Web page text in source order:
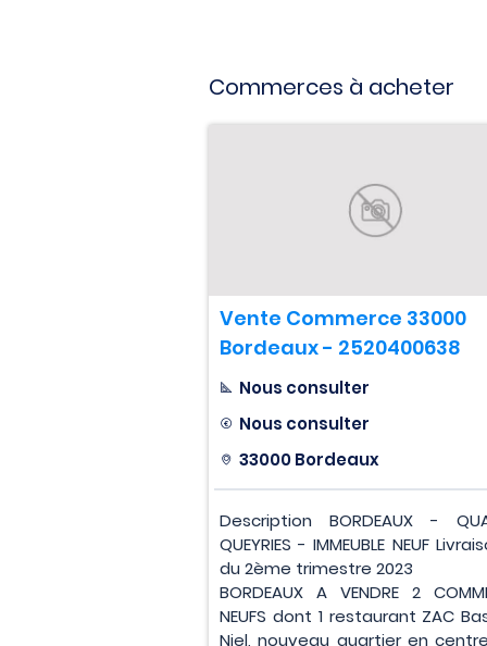
Commerces à acheter
Vente Commerce 33000
Bordeaux - 2520400638
Nous consulter
Nous consulter
33000 Bordeaux
Description BORDEAUX -
QUEYRIES - IMMEUBLE NEUF
du 2ème trimestre 2023
BORDEAUX A VENDRE 2
NEUFS dont 1 restaurant ZAC
Niel, nouveau quartier en